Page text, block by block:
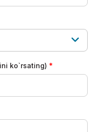
ko`rsating)